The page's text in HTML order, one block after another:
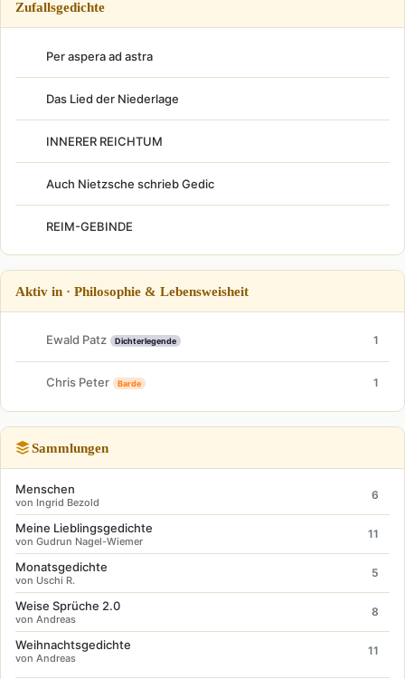
Zufallsgedichte
Per aspera ad astra
Das Lied der Niederlage
INNERER REICHTUM
Auch Nietzsche schrieb Gedic
REIM-GEBINDE
Aktiv in · Philosophie & Lebensweisheit
Ewald Patz Dichterlegende 1
Chris Peter Barde 1
Sammlungen
Menschen
von Ingrid Bezold
6
Meine Lieblingsgedichte
von Gudrun Nagel-Wiemer
11
Monatsgedichte
von Uschi R.
5
Weise Sprüche 2.0
von Andreas
8
Weihnachtsgedichte
von Andreas
11